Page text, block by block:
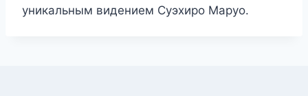
уникальным видением Суэхиро Маруо.